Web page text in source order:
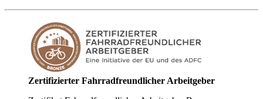
Zertifizierter Fahrradfreundlicher Arbeitgeber